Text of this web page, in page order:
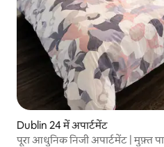
Dublin 24 में अपार्टमेंट
पूरा आधुनिक निजी अपार्टमेंट | मुफ़्त